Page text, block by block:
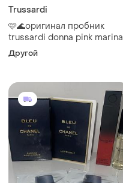
Trussardi
🩷🌊оригинал пробник
trussardi donna pink marina
туалетная вода для
женщин, зеленый
Другой